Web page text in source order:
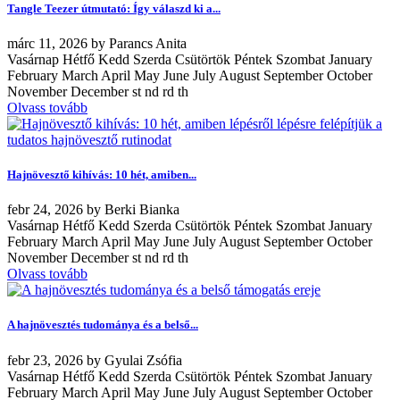
Tangle Teezer útmutató: Így válaszd ki a...
márc 11, 2026 by Parancs Anita
Vasárnap Hétfő Kedd Szerda Csütörtök Péntek Szombat January
February March April May June July August September October
November December st nd rd th
Olvass tovább
Hajnövesztő kihívás: 10 hét, amiben...
febr 24, 2026 by Berki Bianka
Vasárnap Hétfő Kedd Szerda Csütörtök Péntek Szombat January
February March April May June July August September October
November December st nd rd th
Olvass tovább
A hajnövesztés tudománya és a belső...
febr 23, 2026 by Gyulai Zsófia
Vasárnap Hétfő Kedd Szerda Csütörtök Péntek Szombat January
February March April May June July August September October